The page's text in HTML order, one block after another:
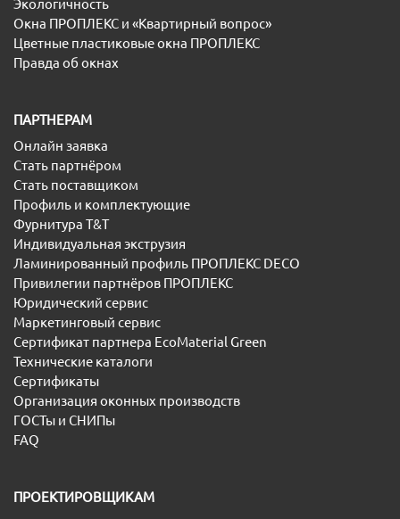
Экологичность
Окна ПРОПЛЕКС и «Квартирный вопрос»
Цветные пластиковые окна ПРОПЛЕКС
Правда об окнах
ПАРТНЕРАМ
Онлайн заявка
Стать партнёром
Стать поставщиком
Профиль и комплектующие
Фурнитура T&T
Индивидуальная экструзия
Ламинированный профиль ПРОПЛЕКС DECO
Привилегии партнёров ПРОПЛЕКС
Юридический сервис
Маркетинговый сервис
Сертификат партнера EcoMaterial Green
Технические каталоги
Сертификаты
Организация оконных производств
ГОСТы и СНИПы
FAQ
ПРОЕКТИРОВЩИКАМ